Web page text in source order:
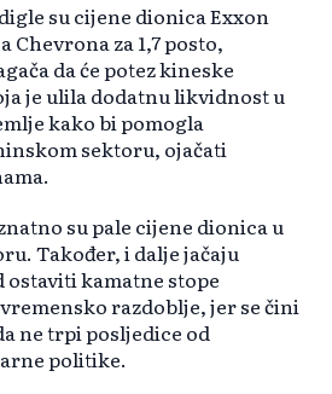
su cijene dionica Exxon
Chevrona za 1,7 posto,
da će potez kineske
je ulila dodatnu likvidnost u
kako bi pomogla
sektoru, ojačati
su pale cijene dionica u
Također, i dalje jačaju
ostaviti kamatne stope
razdoblje, jer se čini
ne trpi posljedice od
politike.